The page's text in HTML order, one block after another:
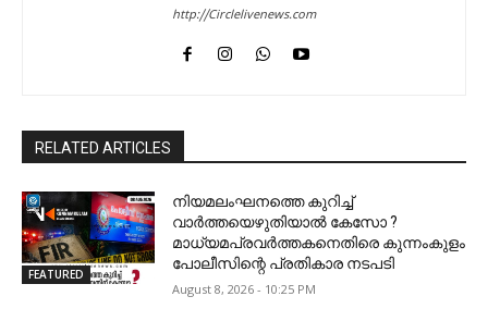
http://Circlelivenews.com
RELATED ARTICLES
FEATURED
നിയമലംഘനത്തെ കുറിച്ച്
വാർത്തയെഴുതിയാൽ കേസോ ?
മാധ്യമപ്രവർത്തകനെതിരെ കുന്നംകുളം
പോലീസിന്റെ പ്രതികാര നടപടി
August 8, 2026 - 10:25 PM